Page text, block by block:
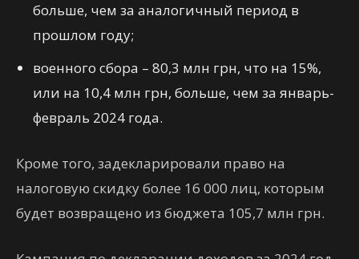
больше, чем за аналогичный период в
прошлом году;
военного сбора – 80,3 млн грн, что на 15%,
или на 10,4 млн грн, больше, чем за январь-
февраль 2024 года.
Кроме того, задекларировали право на
налоговую скидку более 16 000 лиц, которым
будет возвращено из бюджета 105,7 млн грн.